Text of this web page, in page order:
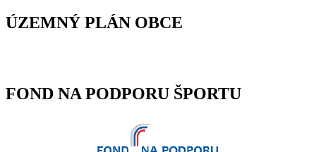
ÚZEMNÝ PLÁN OBCE
FOND NA PODPORU ŠPORTU